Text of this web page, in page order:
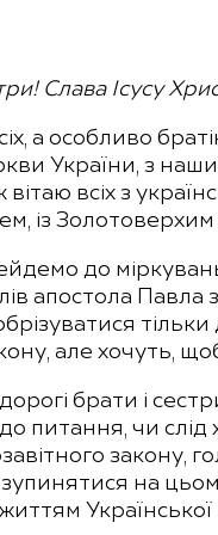
Слава Ісусу
а особливо
України, з
всіх з
із
до
апостола
тільки
але хочуть,
брати і
питання, чи
закону,
на